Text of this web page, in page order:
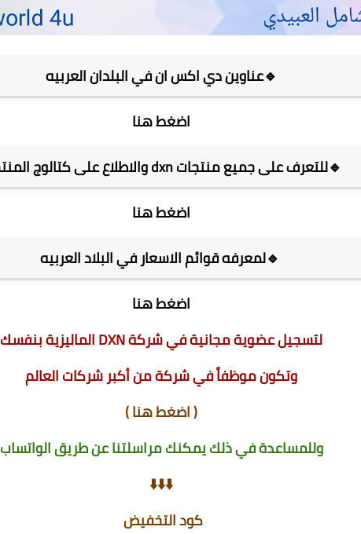
🔹عناوين دي اكس ان في البلدان العربيه
اضغط هنا
🔹للتعرف على جميع منتجات dxn والاطلاع على كتالوج المنتجات
اضغط هنا
🔹لمعرفه قوائم الاسعار في البلاد العربيه
اضغط هنا
لتسجيل عضوية مجانية في شركة DXN الماليزية بنفسك
وتكون موظفاً في شركة من أكبر شركات العالم
(اضغط هنا)
وللمساعدة في ذلك يمكنك مراسلتنا عن طريق الواتساب
⬇️⬇️⬇️
كود التخفيض